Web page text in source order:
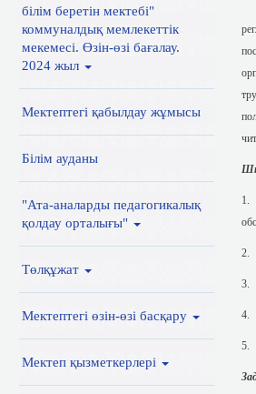
білім беретін мектебі"
коммуналдық мемлекеттік
мекемесі. Өзін-өзі бағалау.
2024 жыл
Мектептегі қабылдау жұмысы
Білім ауданы
"Ата-аналарды педагогикалық
қолдау орталығы"
Төлқұжат
Мектептегі өзін-өзі басқару
Мектеп қызметкерлері
В
1.
2.
3.
4.
5.